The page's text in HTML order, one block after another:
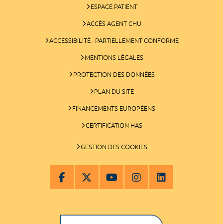
ESPACE PATIENT
ACCÈS AGENT CHU
ACCESSIBILITÉ : PARTIELLEMENT CONFORME
MENTIONS LÉGALES
PROTECTION DES DONNÉES
PLAN DU SITE
FINANCEMENTS EUROPÉENS
CERTIFICATION HAS
GESTION DES COOKIES